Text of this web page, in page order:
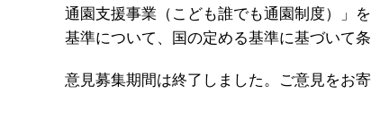
通園支援事業（こども誰でも通園制度）」
基準について、国の定める基準に基づいて条
意見募集期間は終了しました。ご意見をお